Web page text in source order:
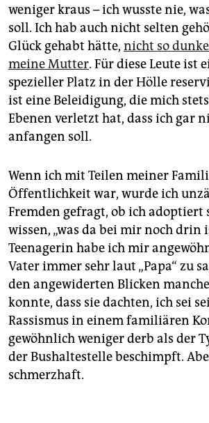
weniger kraus – ich wusste nie,
soll. Ich hab auch nicht selten
Glück gehabt hätte, nicht so
meine Mutter. Für diese Leute ist
spezieller Platz in der Hölle
ist eine Beleidigung, die mich
Ebenen verletzt hat, dass ich gar
anfangen soll.
Wenn ich mit Teilen meiner
Öffentlichkeit war, wurde ich
Fremden gefragt, ob ich adoptiert
wissen, „was da bei mir noch drin
Teenagerin habe ich mir
Vater immer sehr laut „Papa“ zu
den angewiderten Blicken
konnte, dass sie dachten, ich sei
Rassismus in einem familiären
gewöhnlich weniger derb als der
der Bushaltestelle beschimpft.
schmerzhaft.